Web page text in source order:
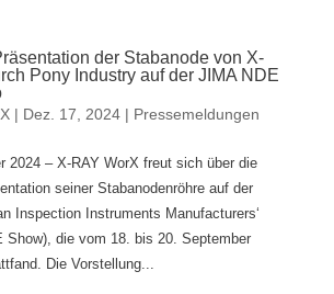
der Stabanode von X-
Pony Industry auf der JIMA NDE
| Dez. 17, 2024| Pressemeldungen
2024 – X-RAY WorX freut sich über die
seiner Stabanodenröhre auf der
Inspection Instruments Manufacturers‘
Show), die vom 18. bis 20. September
Die Vorstellung...